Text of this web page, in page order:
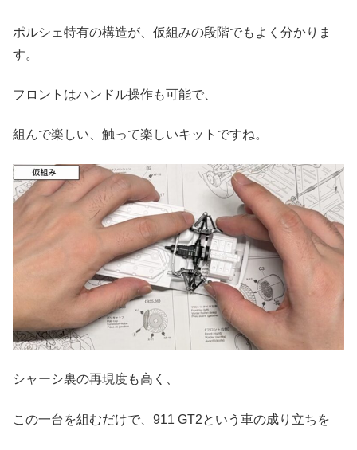
ポルシェ特有の構造が、仮組みの段階でもよく分かりま
す。
フロントはハンドル操作も可能で、
組んで楽しい、触って楽しいキットですね。
シャーシ裏の再現度も高く、
この一台を組むだけで、911 GT2という車の成り立ちを